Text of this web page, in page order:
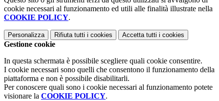
cookie necessari al funzionamento ed utili alle finalità illustrate nella
COOKIE POLICY.
Personalizza Rifiuta tutti i cookies Accetta tutti i cookies
Gestione cookie
In questa schermata è possibile scegliere quali cookie consentire.
I cookie necessari sono quelli che consentono il funzionamento della
piattaforma e non è possibile disabilitarli.
Per conoscere quali sono i cookie necessari al funzionamento potete
visionare la COOKIE POLICY.